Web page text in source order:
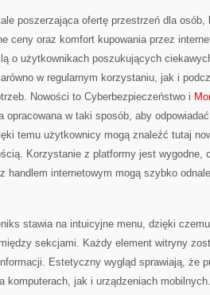
poszerzająca ofertę przestrzeń dla osób,
ceny oraz komfort kupowania przez
o użytkownikach poszukujących
w regularnym korzystaniu, jak i
Nowości to Cyberbezpieczeństwo i
opracowana w taki sposób, aby
temu użytkownicy mogą znaleźć tutaj
Korzystanie z platformy jest wygodne,
handlem internetowym mogą szybko
stawia na intuicyjne menu, dzięki
sekcjami. Każdy element witryny
Estetyczny wygląd sprawiają, że
komputerach, jak i urządzeniach mobilnych.